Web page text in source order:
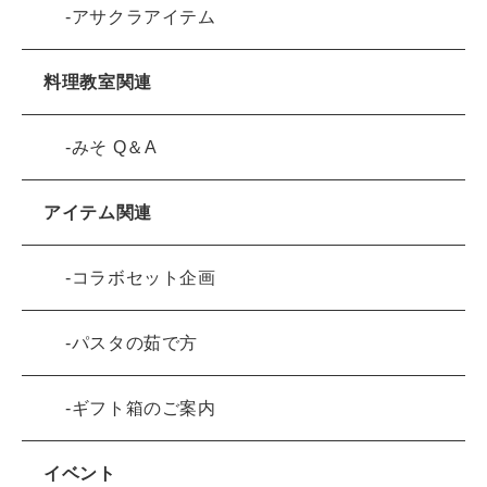
アサクラアイテム
料理教室関連
みそ Q＆A
アイテム関連
コラボセット企画
パスタの茹で方
ギフト箱のご案内
イベント